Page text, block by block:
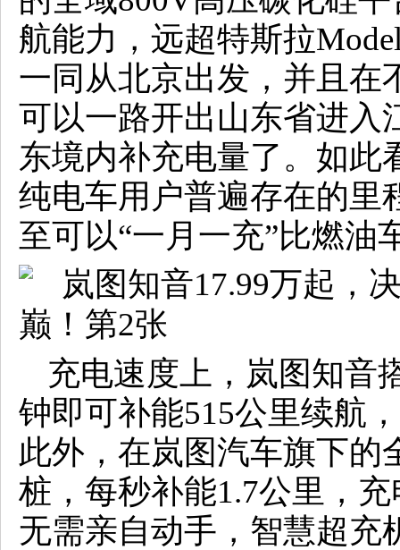
航能力，远超特斯拉
一同从北京出发，并且在
可以一路开出山东省进入
东境内补充电量了。如此
纯电车用户普遍存在的里
至可以“一月一充”比燃油
充电速度上，岚图知音
钟即可补能515公里续航
此外，在岚图汽车旗下的
桩，每秒补能1.7公里，
无需亲自动手，智慧超充